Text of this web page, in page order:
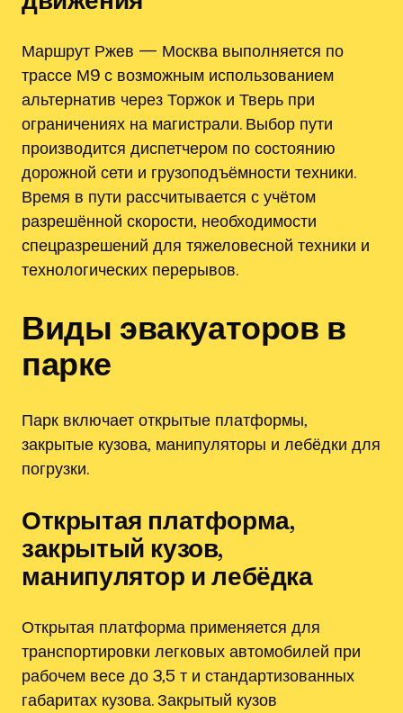
Маршрут Ржев — Москва выполняется по
трассе М9 с возможным использованием
альтернатив через Торжок и Тверь при
ограничениях на магистрали. Выбор пути
производится диспетчером по состоянию
дорожной сети и грузоподъёмности техники.
Время в пути рассчитывается с учётом
разрешённой скорости‚ необходимости
спецразрешений для тяжеловесной техники и
технологических перерывов.
Виды эвакуаторов в
парке
Парк включает открытые платформы‚
закрытые кузова‚ манипуляторы и лебёдки для
погрузки.
Открытая платформа‚
закрытый кузов‚
манипулятор и лебёдка
Открытая платформа применяется для
транспортировки легковых автомобилей при
рабочем весе до 3‚5 т и стандартизованных
габаритах кузова. Закрытый кузов